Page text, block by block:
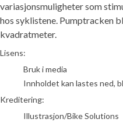
variasjonsmuligheter som
hos syklistene. Pumptracken
kvadratmeter.
Illustrasjon/Bike Solutions
Lisens:
Bruk i media
Innholdet kan lastes ned,
Kreditering:
Illustrasjon/Bike Solutions